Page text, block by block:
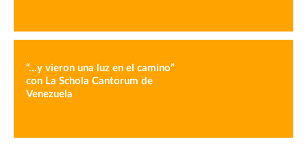
“…y vieron una luz en el camino”
con La Schola Cantorum de
Venezuela